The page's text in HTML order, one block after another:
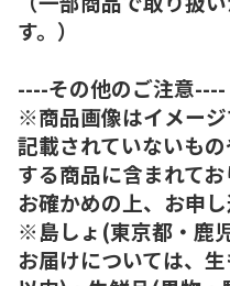
す。）
----その他のご注意----
※商品画像はイメー
記載されていないも
する商品に含まれて
お確かめの上、お申し
※島しょ(東京都・鹿
お届けについては、